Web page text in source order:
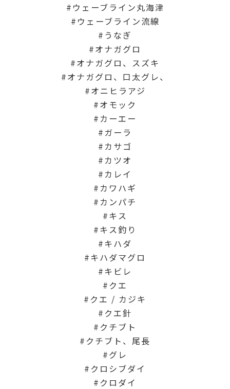
ウェーブライン丸海津
ウェーブライン流線
うなぎ
オナガグロ
オナガグロ、スズキ
オナガグロ、口太グレ、
オニヒラアジ
オモック
カーエー
ガーラ
カサゴ
カツオ
カレイ
カワハギ
カンパチ
キス
キス釣り
キハダ
キハダマグロ
キビレ
クエ
クエ / カジキ
クエ針
クチブト
クチブト、尾長
グレ
クロシブダイ
クロダイ